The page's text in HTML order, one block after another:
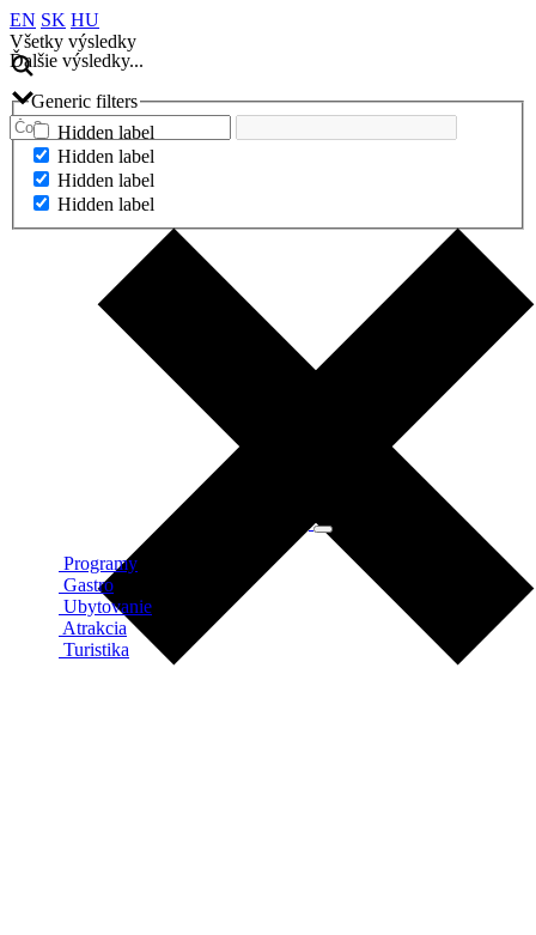
EN SK HU
Všetky výsledky
Ďalšie výsledky...
Generic filters
Hidden label
Hidden label
Hidden label
Hidden label
Programy
Gastro
Ubytovanie
Atrakcia
Turistika